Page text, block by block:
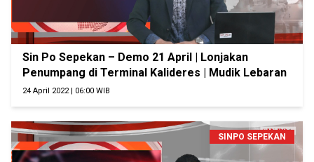
Sin Po Sepekan – Demo 21 April | Lonjakan
Penumpang di Terminal Kalideres | Mudik Lebaran
24 April 2022 | 06:00 WIB
SINPO SEPEKAN